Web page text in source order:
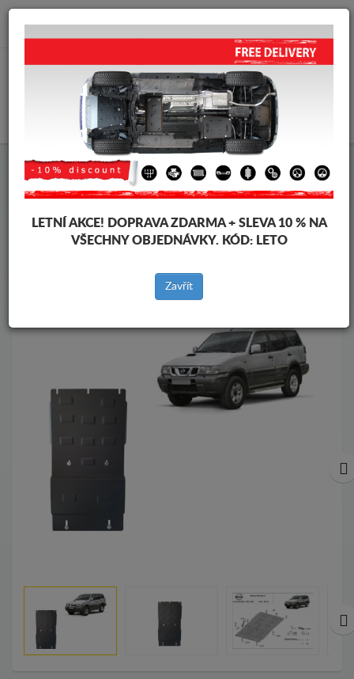
info@krytpodmotor.com
Kryt pod motor Nissan Kryt pod motor Nissan Terrano
vozidel
Značky vozidel
Zpět na produkty
LETNÍ AKCE! DOPRAVA ZDARMA + SLEVA 10 % NA
VŠECHNY OBJEDNÁVKY. KÓD: LETO
Zavřít